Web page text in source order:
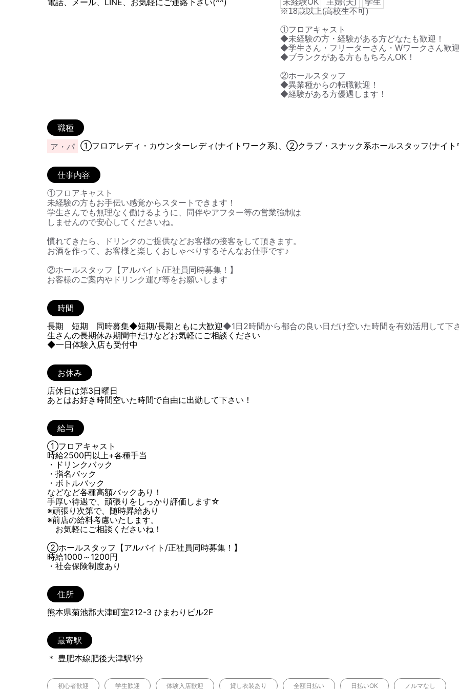
電話、メール、LINE、お気軽にご連絡下さい(^^)
※18歳以上(高校生不可)
①フロアキャスト
◆未経験の方・経験がある方どなたも歓迎！
◆学生さん・フリーターさん・Wワークさん歓迎
◆ブランクがある方ももちろんOK！
②ホールスタッフ
◆異業種からの転職歓迎！
◆経験がある方優遇します！
職種
ア・パ ①フロアレディ・カウンターレディ(ナイトワーク系)、②クラブ・スナック系ホールスタッフ(ナイト
仕事内容
①フロアキャスト
未経験の方もお手伝い感覚からスタートできます！
学生さんでも無理なく働けるように、同伴やアフター等の営業強制は
しませんので安心してくださいね。
慣れてきたら、ドリンクのご提供などお客様の接客をして頂きます。
お酒を作って、お客様と楽しくおしゃべりするそんなお仕事です♪
②ホールスタッフ【アルバイト/正社員同時募集！】
お客様のご案内やドリンク運び等をお願いします
時間
長期 短期 同時募集◆短期/長期ともに大歓迎◆1日2時間から都合の良い日だけ空いた時間を有効活用して下
生さんの長期休み期間中だけなどお気軽にご相談ください
◆一日体験入店も受付中
お休み
店休日は第3日曜日
あとはお好き時間空いた時間で自由に出勤して下さい！
給与
①フロアキャスト
時給2500円以上+各種手当
・ドリンクバック
・指名バック
・ボトルバック
などなど各種高額バックあり！
手厚い待遇で、頑張りをしっかり評価します☆
※頑張り次第で、随時昇給あり
※前店の給料考慮いたします。
お気軽にご相談くださいね！
②ホールスタッフ【アルバイト/正社員同時募集！】
時給1000～1200円
・社会保険制度あり
住所
熊本県菊池郡大津町室212-3 ひまわりビル2F
最寄駅
＊ 豊肥本線肥後大津駅1分
初心者歓迎 学生歓迎 体験入店歓迎 貸し衣装あり 全額日払い 日払いOK ノルマなし